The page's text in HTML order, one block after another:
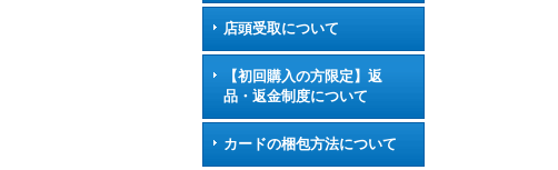
店頭受取について
【初回購入の方限定】返
品・返金制度について
カードの梱包方法について